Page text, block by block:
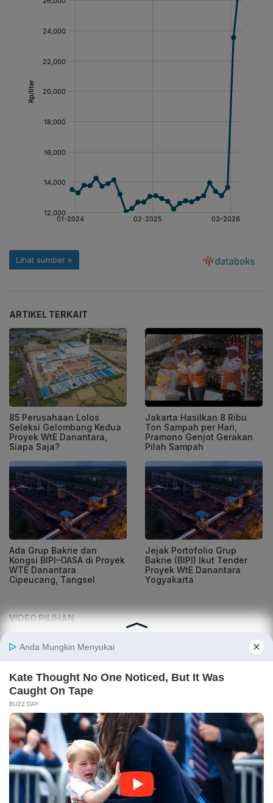
ARTIKEL TERKAIT
85 Perusahaan Lolos
Seleksi Gelombang Kedua
Proyek WtE Danantara,
Siapa Saja?
Jakarta Hasilkan 8 Ribu
Ton Sampah per Hari,
Pramono Genjot Gerakan
Pilah Sampah
Ada Grup Bakrie dan
Kongsi BIPI–OASA di Proyek
WTE Danantara
Cipeucang, Tangsel
Jejak Portofolio Grup
Bakrie (BIPI) Ikut Tender
Proyek WtE Danantara
Yogyakarta
VIDEO PILIHAN